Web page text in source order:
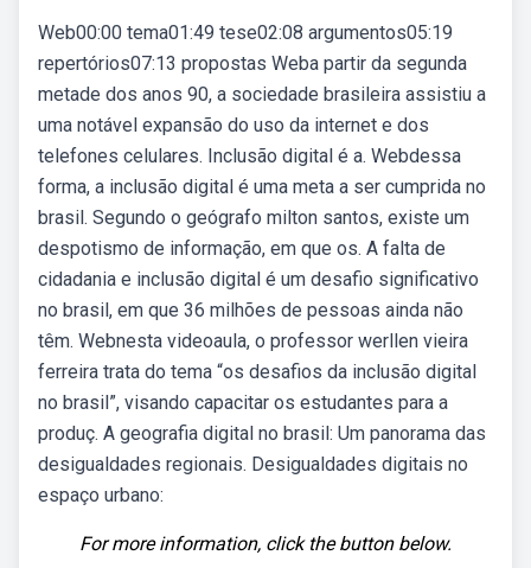
Web00:00 tema01:49 tese02:08 argumentos05:19
repertórios07:13 propostas Weba partir da segunda
metade dos anos 90, a sociedade brasileira assistiu a
uma notável expansão do uso da internet e dos
telefones celulares. Inclusão digital é a. Webdessa
forma, a inclusão digital é uma meta a ser cumprida no
brasil. Segundo o geógrafo milton santos, existe um
despotismo de informação, em que os. A falta de
cidadania e inclusão digital é um desafio significativo
no brasil, em que 36 milhões de pessoas ainda não
têm. Webnesta videoaula, o professor werllen vieira
ferreira trata do tema “os desafios da inclusão digital
no brasil”, visando capacitar os estudantes para a
produç. A geografia digital no brasil: Um panorama das
desigualdades regionais. Desigualdades digitais no
espaço urbano:
For more information, click the button below.